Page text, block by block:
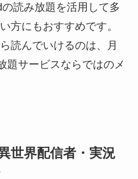
読み放題を活用して多
方にもおすすめです。
読んでいけるのは、月
題サービスならではのメ
世界配信者・実況